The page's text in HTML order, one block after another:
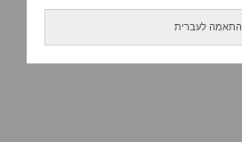
התאמה לעברית